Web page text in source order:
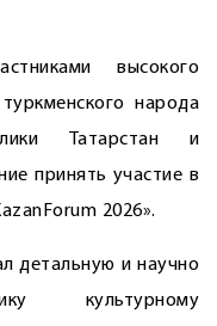
высокого
народа
Татарстан и
принять участие в
2026».
детальную и научно
культурному